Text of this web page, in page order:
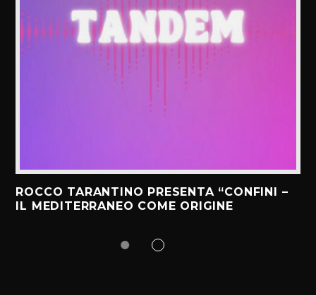
ROCCO TARANTINO PRESENTA “CONFINI –
IL MEDITERRANEO COME ORIGINE